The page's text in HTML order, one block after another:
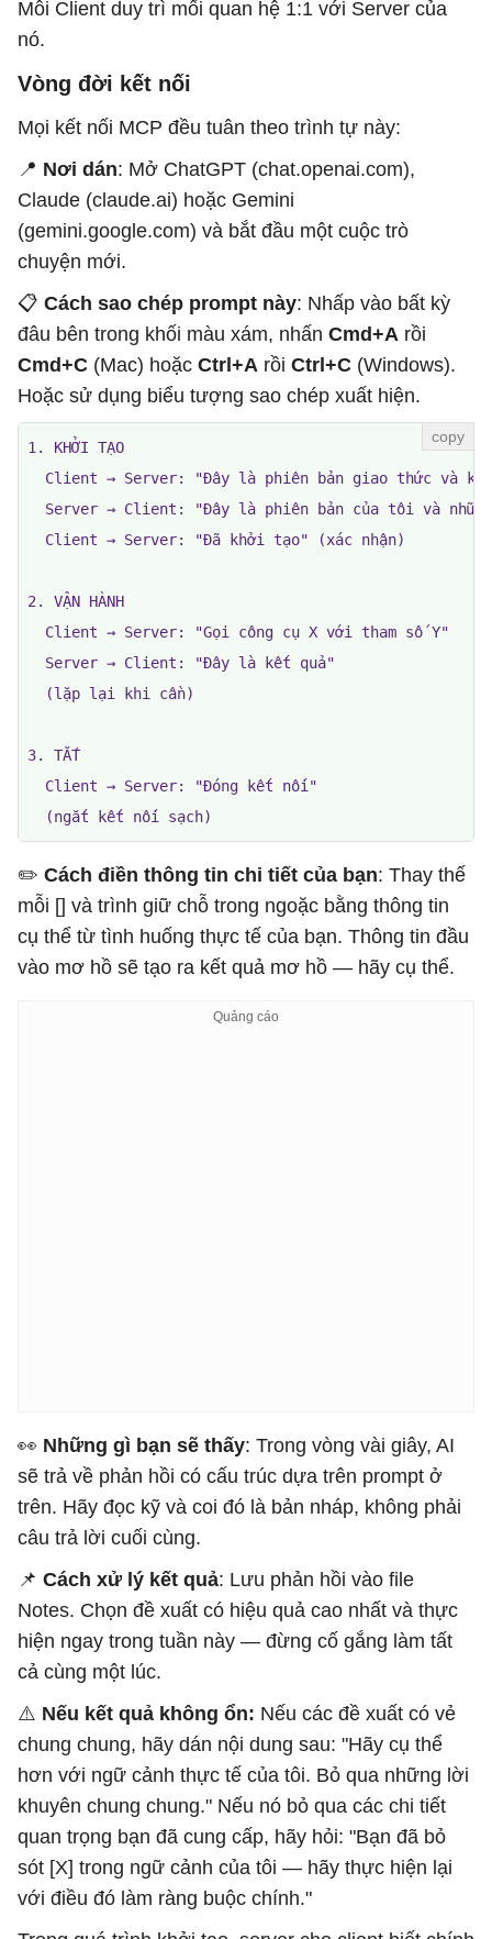
Mỗi Client duy trì mối quan hệ 1:1 với Server của
nó.
Vòng đời kết nối
Mọi kết nối MCP đều tuân theo trình tự này:
📍 Nơi dán: Mở ChatGPT (chat.openai.com),
Claude (claude.ai) hoặc Gemini
(gemini.google.com) và bắt đầu một cuộc trò
chuyện mới.
📋 Cách sao chép prompt này: Nhấp vào bất kỳ
đâu bên trong khối màu xám, nhấn Cmd+A rồi
Cmd+C (Mac) hoặc Ctrl+A rồi Ctrl+C (Windows).
Hoặc sử dụng biểu tượng sao chép xuất hiện.
1. KHỞI TẠO
Client → Server: "Đây là phiên bản giao thức và
Server → Client: "Đây là phiên bản của tôi và
  Client → Server: "Đã khởi tạo" (xác nhận)
2. VẬN HÀNH
  Client → Server: "Gọi công cụ X với tham số Y"
  Server → Client: "Đây là kết quả"
  (lặp lại khi cần)
3. TẮT
  Client → Server: "Đóng kết nối"
  (ngắt kết nối sạch)
✏️ ​​ Cách điền thông tin chi tiết của bạn: Thay thế
mỗi [] và trình giữ chỗ trong ngoặc bằng thông tin
cụ thể từ tình huống thực tế của bạn. Thông tin đầu
vào mơ hồ sẽ tạo ra kết quả mơ hồ — hãy cụ thể.
👀 Những gì bạn sẽ thấy: Trong vòng vài giây, AI
sẽ trả về phản hồi có cấu trúc dựa trên prompt ở
trên. Hãy đọc kỹ và coi đó là bản nháp, không phải
câu trả lời cuối cùng.
📌 Cách xử lý kết quả: Lưu phản hồi vào file
Notes. Chọn đề xuất có hiệu quả cao nhất và thực
hiện ngay trong tuần này — đừng cố gắng làm tất
cả cùng một lúc.
⚠️ Nếu kết quả không ổn: Nếu các đề xuất có vẻ
chung chung, hãy dán nội dung sau: "Hãy cụ thể
hơn với ngữ cảnh thực tế của tôi. Bỏ qua những lời
khuyên chung chung." Nếu nó bỏ qua các chi tiết
quan trọng bạn đã cung cấp, hãy hỏi: "Bạn đã bỏ
sót [X] trong ngữ cảnh của tôi — hãy thực hiện lại
với điều đó làm ràng buộc chính."